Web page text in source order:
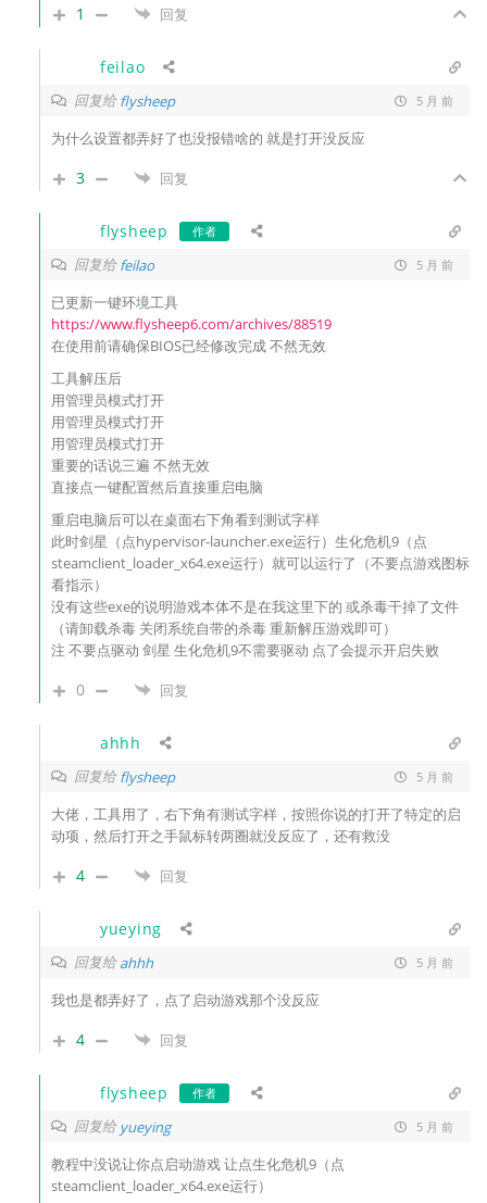
1 回复
feilao
回复给flysheep 5 月 前
为什么设置都弄好了也没报错啥的 就是打开没反应
3 回复
flysheep 作者
回复给feilao 5 月 前
已更新一键环境工具
https://www.flysheep6.com/archives/88519
在使用前请确保BIOS已经修改完成 不然无效
工具解压后
用管理员模式打开
用管理员模式打开
用管理员模式打开
重要的话说三遍 不然无效
直接点一键配置然后直接重启电脑
重启电脑后可以在桌面右下角看到测试字样
此时剑星（点hypervisor-launcher.exe运行）生化危机9（点
steamclient_loader_x64.exe运行）就可以运行了（不要点游戏图标
看指示）
没有这些exe的说明游戏本体不是在我这里下的 或杀毒干掉了文件
（请卸载杀毒 关闭系统自带的杀毒 重新解压游戏即可）
注 不要点驱动 剑星 生化危机9不需要驱动 点了会提示开启失败
0 回复
ahhh
回复给flysheep 5 月 前
大佬，工具用了，右下角有测试字样，按照你说的打开了特定的启
动项，然后打开之手鼠标转两圈就没反应了，还有救没
4 回复
yueying
回复给ahhh 5 月 前
我也是都弄好了，点了启动游戏那个没反应
4 回复
flysheep 作者
回复给yueying 5 月 前
教程中没说让你点启动游戏 让点生化危机9（点
steamclient_loader_x64.exe运行）